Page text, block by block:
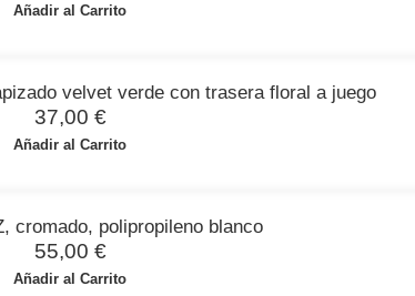
Añadir al Carrito
velvet verde con trasera floral a juego
37,00 €
Añadir al Carrito
cromado, polipropileno blanco
55,00 €
Añadir al Carrito